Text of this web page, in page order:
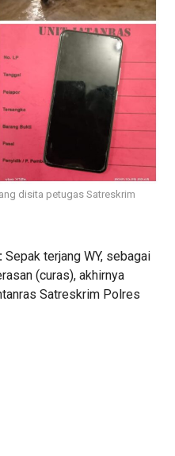
disita petugas Satreskrim
Sepak terjang WY, sebagai
(curas), akhirnya
Satreskrim Polres